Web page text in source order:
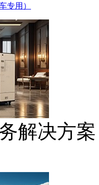
专用）
解决方案